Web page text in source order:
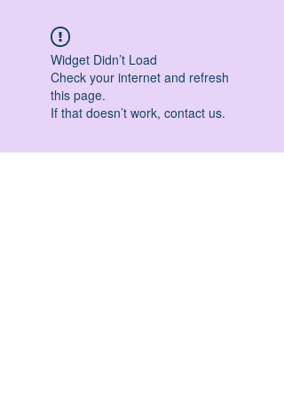
Widget Didn’t Load
Check your internet and refresh
this page.
If that doesn’t work, contact us.